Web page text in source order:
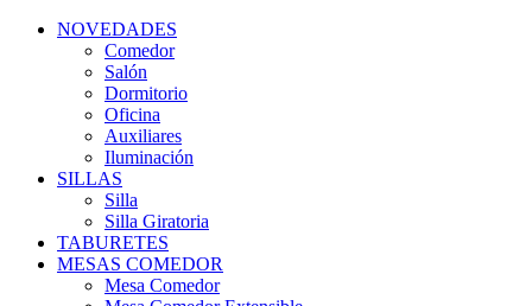
NOVEDADES
Comedor
Salón
Dormitorio
Oficina
Auxiliares
Iluminación
SILLAS
Silla
Silla Giratoria
TABURETES
MESAS COMEDOR
Mesa Comedor